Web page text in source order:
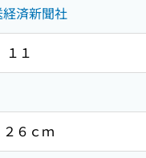
済新聞社
１１
２６ｃｍ